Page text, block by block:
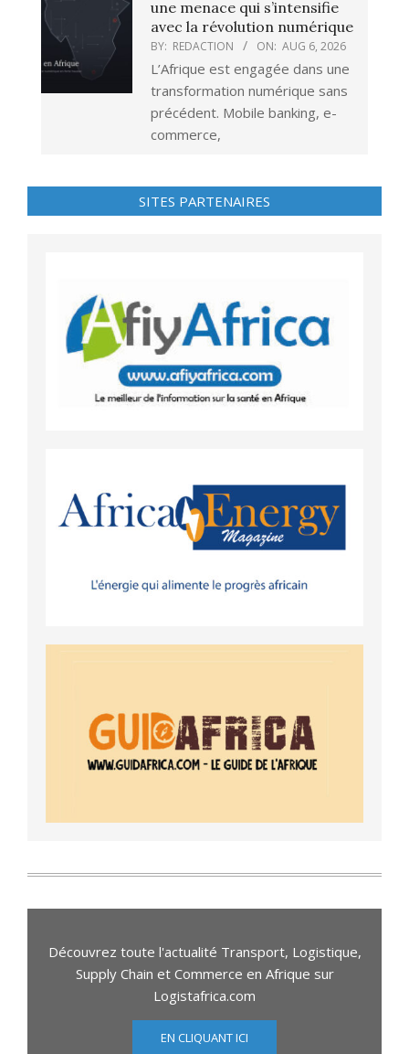
une menace qui s’intensifie
avec la révolution numérique
BY: REDACTION ON: AUG 6, 2026
L’Afrique est engagée dans une
transformation numérique sans
précédent. Mobile banking, e-
commerce,
SITES PARTENAIRES
Découvrez toute l'actualité Transport, Logistique,
Supply Chain et Commerce en Afrique sur
Logistafrica.com
EN CLIQUANT ICI